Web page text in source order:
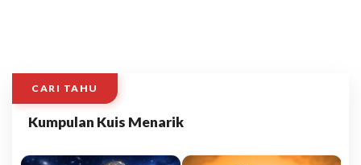
CARI TAHU
Kumpulan Kuis Menarik